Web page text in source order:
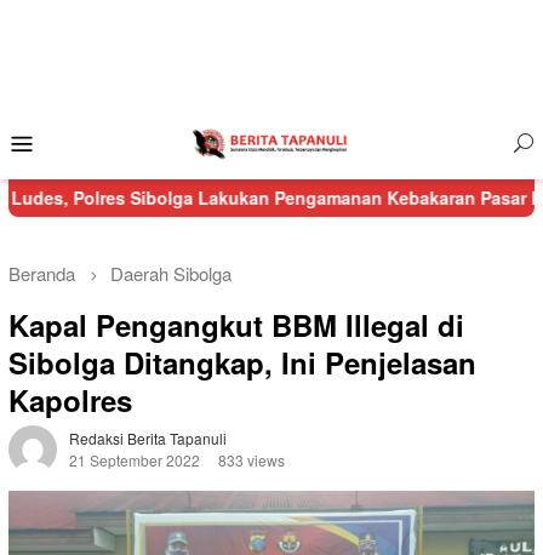
Mobile
Sibolga Lakukan Pengamanan Kebakaran Pasar Nauli
Beranda Daerah Sibolga
Kapal Pengangkut BBM Illegal di
Sibolga Ditangkap, Ini Penjelasan
Kapolres
Redaksi Berita Tapanuli
21 September 2022
833 views